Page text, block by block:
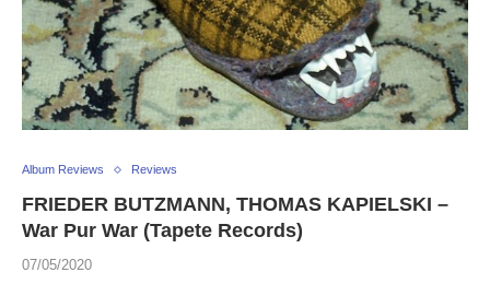
Album Reviews Reviews
FRIEDER BUTZMANN, THOMAS KAPIELSKI –
War Pur War (Tapete Records)
07/05/2020